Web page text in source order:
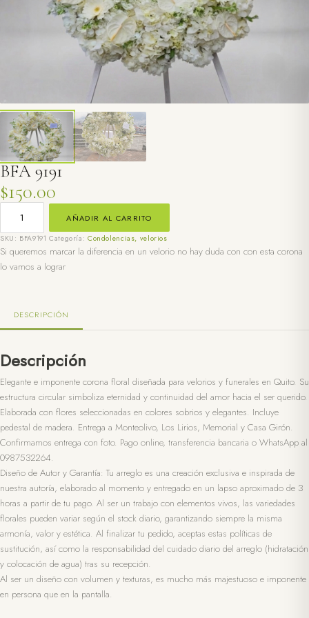
BFA 9191
$150.00
Si queremos marcar la diferencia en un velorio no hay duda con con esta corona
lo vamos a lograr
AÑADIR AL CARRITO
SKU: BFA9191 Categoría: Condolencias, velorios
DESCRIPCIÓN
Descripción
Elegante e imponente corona floral diseñada para velorios y funerales en Quito. Su
estructura circular simboliza eternidad y continuidad del amor hacia el ser querido.
Elaborada con flores seleccionadas en colores sobrios y elegantes. Incluye
pedestal de madera. Entrega a Monteolivo, Los Lirios, Memorial y Casa Girón.
Confirmamos entrega con foto. Pago online, transferencia bancaria o WhatsApp al
0987532264.
Diseño de Autor y Garantía: Tu arreglo es una creación exclusiva e inspirada de
nuestra autoría, elaborado al momento y entregado en un lapso aproximado de 3
horas a partir de tu pago. Al ser un trabajo con elementos vivos, las variedades
florales pueden variar según el stock diario, garantizando siempre la misma
armonía, valor y estética. Al finalizar tu pedido, aceptas estas políticas de
sustitución, así como la responsabilidad del cuidado diario del arreglo (hidratación
y colocación de agua) tras su recepción.
Al ser un diseño con volumen y texturas, es mucho más majestuoso e imponente
en persona que en la pantalla.